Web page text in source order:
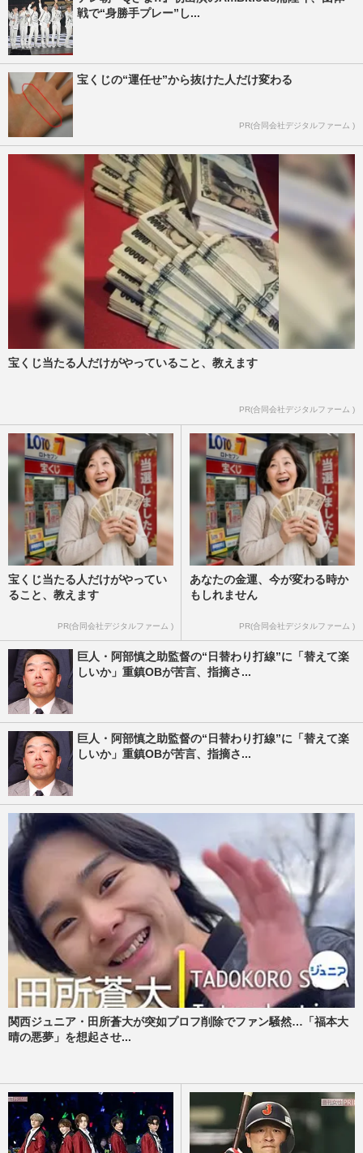
戦で“身勝手プレー”し...
宝くじの“運任せ”から抜けた人だけ変わる
PR(合同会社デジタルファーム )
宝くじ当たる人だけがやっていること、教えます
PR(合同会社デジタルファーム )
宝くじ当たる人だけがやってい
ること、教えます
PR(合同会社デジタルファーム )
あなたの金運、今が変わる時か
もしれません
PR(合同会社デジタルファーム )
巨人・阿部慎之助監督の“日替わり打線”に「替えて楽
しいか」重鎮OBが苦言、指摘さ...
巨人・阿部慎之助監督の“日替わり打線”に「替えて楽
しいか」重鎮OBが苦言、指摘さ...
関西ジュニア・田所蒼大が突如プロフ削除でファン騒然…「福本大
晴の悪夢」を想起させ...